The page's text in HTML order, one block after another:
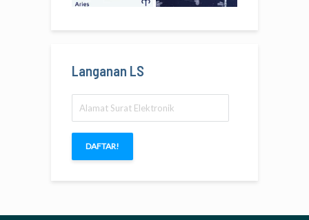
Langanan LS
Surat
Elektronik
DAFTAR!